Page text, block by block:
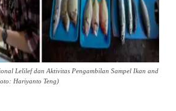
Lelilef dan Aktivitas Pengambilan Sampel Ikan and
Hariyanto Teng)